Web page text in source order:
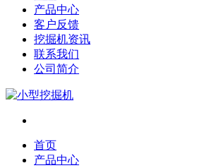
产品中心
客户反馈
挖掘机资讯
联系我们
公司简介
首页
产品中心